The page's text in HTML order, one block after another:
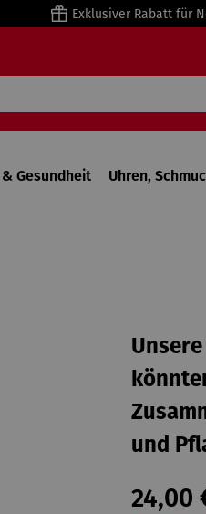
Exklusiver Rabatt für
Gesundheit Uhren,
und
24,00